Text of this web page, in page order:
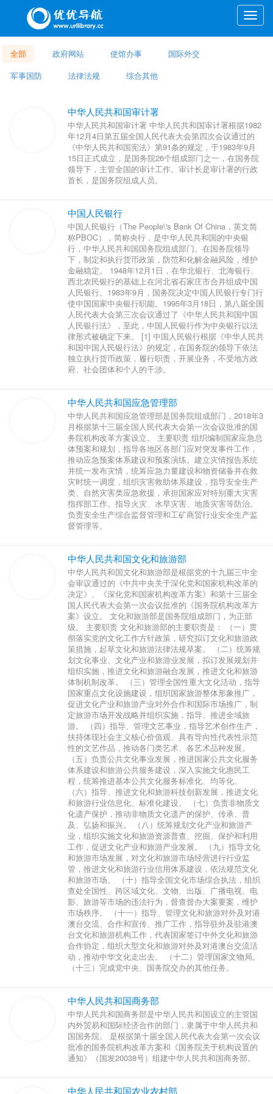
Toggle
全部 政府网站 使馆办事
国际外交
军事国防
法律法规 综合其他
中华人民共和国审计署
中华人民共和国审计署 中华人民共和国审计署根据1982
年12月4日第五届全国人民代表大会第四次会议通过的
《中华人民共和国宪法》第91条的规定，于1983年9月
15日正式成立，是国务院26个组成部门之一，在国务院
领导下，主管全国的审计工作。审计长是审计署的行政
首长，是国务院组成人员。
中国人民银行
中国人民银行（The People\'s Bank Of China，英文简
称PBOC），简称央行，是中华人民共和国的中央银
行，中华人民共和国国务院组成部门。在国务院领导
下，制定和执行货币政策，防范和化解金融风险，维护
金融稳定。 1948年12月1日，在华北银行、北海银行、
西北农民银行的基础上在河北省石家庄市合并组成中国
人民银行。1983年9月，国务院决定中国人民银行专门行
使中国国家中央银行职能。1995年3月18日，第八届全国
人民代表大会第三次会议通过了《中华人民共和国中国
人民银行法》，至此，中国人民银行作为中央银行以法
律形式被确定下来。 [1] 中国人民银行根据《中华人民共
和国中国人民银行法》的规定，在国务院的领导下依法
独立执行货币政策，履行职责，开展业务，不受地方政
府、社会团体和个人的干涉。
中华人民共和国应急管理部
中华人民共和国应急管理部是国务院组成部门，2018年3
月根据第十三届全国人民代表大会第一次会议批准的国
务院机构改革方案设立。 主要职责 组织编制国家应急总
体预案和规划，指导各地区各部门应对突发事件工作，
推动应急预案体系建设和预案演练。建立灾情报告系统
并统一发布灾情，统筹应急力量建设和物资储备并在救
灾时统一调度，组织灾害救助体系建设，指导安全生产
类、自然灾害类应急救援，承担国家应对特别重大灾害
指挥部工作。指导火灾、水旱灾害、地质灾害等防治。
负责安全生产综合监督管理和工矿商贸行业安全生产监
督管理等。
中华人民共和国文化和旅游部
中华人民共和国文化和旅游部是根据党的十九届三中全
会审议通过的《中共中央关于深化党和国家机构改革的
决定》、《深化党和国家机构改革方案》和第十三届全
国人民代表大会第一次会议批准的《国务院机构改革方
案》设立。 文化和旅游部是国务院组成部门，为正部
级。 主要职责 文化和旅游部的主要职责是： （一）贯
彻落实党的文化工作方针政策，研究拟订文化和旅游政
策措施，起草文化和旅游法律法规草案。 （二）统筹规
划文化事业、文化产业和旅游业发展，拟订发展规划并
组织实施，推进文化和旅游融合发展，推进文化和旅游
体制机制改革。 （三）管理全国性重大文化活动，指导
国家重点文化设施建设，组织国家旅游整体形象推广，
促进文化产业和旅游产业对外合作和国际市场推广，制
定旅游市场开发战略并组织实施，指导、推进全域旅
游。 （四）指导、管理文艺事业，指导艺术创作生产，
扶持体现社会主义核心价值观、具有导向性代表性示范
性的文艺作品，推动各门类艺术、各艺术品种发展。
（五）负责公共文化事业发展，推进国家公共文化服务
体系建设和旅游公共服务建设，深入实施文化惠民工
程，统筹推进基本公共文化服务标准化、均等化。
（六）指导、推进文化和旅游科技创新发展，推进文化
和旅游行业信息化、标准化建设。 （七）负责非物质文
化遗产保护，推动非物质文化遗产的保护、传承、普
及、弘扬和振兴。 （八）统筹规划文化产业和旅游产
业，组织实施文化和旅游资源普查、挖掘、保护和利用
工作，促进文化产业和旅游产业发展。 （九）指导文化
和旅游市场发展，对文化和旅游市场经营进行行业监
管，推进文化和旅游行业信用体系建设，依法规范文化
和旅游市场。 （十）指导全国文化市场综合执法，组织
查处全国性、跨区域文化、文物、出版、广播电视、电
影、旅游等市场的违法行为，督查督办大案要案，维护
市场秩序。 （十一）指导、管理文化和旅游对外及对港
澳台交流、合作和宣传、推广工作，指导驻外及驻港澳
台文化和旅游机构工作，代表国家签订中外文化和旅游
合作协定，组织大型文化和旅游对外及对港澳台交流活
动，推动中华文化走出去。 （十二）管理国家文物局。
（十三）完成党中央、国务院交办的其他任务。
中华人民共和国商务部
中华人民共和国商务部是中华人民共和国设立的主管国
内外贸易和国际经济合作的部门，隶属于中华人民共和
国国务院。 是根据第十届全国人民代表大会第一次会议
批准的国务院机构改革方案和《国务院关于机构设置的
通知》（国发20038号）组建中华人民共和国商务部。
中华人民共和国农业农村部